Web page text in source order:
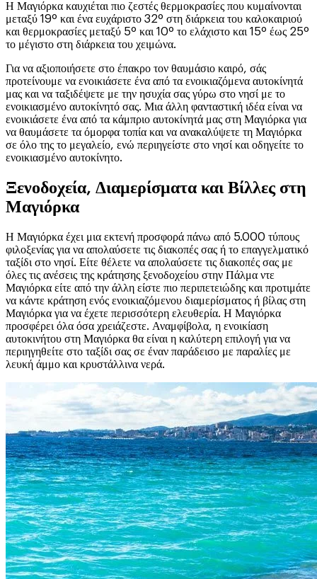
Η Μαγιόρκα καυχιέται πιο ζεστές θερμοκρασίες που κυμαίνονται
μεταξύ 19º και ένα ευχάριστο 32º στη διάρκεια του καλοκαιριού
και θερμοκρασίες μεταξύ 5º και 10º το ελάχιστο και 15º έως 25º
το μέγιστο στη διάρκεια του χειμώνα.
Για να αξιοποιήσετε στο έπακρο τον θαυμάσιο καιρό, σάς
προτείνουμε να ενοικιάσετε ένα από τα ενοικιαζόμενα αυτοκίνητά
μας και να ταξιδέψετε με την ησυχία σας γύρω στο νησί με το
ενοικιασμένο αυτοκίνητό σας. Μια άλλη φανταστική ιδέα είναι να
ενοικιάσετε ένα από τα κάμπριο αυτοκίνητά μας στη Μαγιόρκα για
να θαυμάσετε τα όμορφα τοπία και να ανακαλύψετε τη Μαγιόρκα
σε όλο της το μεγαλείο, ενώ περιηγείστε στο νησί και οδηγείτε το
ενοικιασμένο αυτοκίνητο.
Ξενοδοχεία, Διαμερίσματα και Βίλλες στη
Μαγιόρκα
Η Μαγιόρκα έχει μια εκτενή προσφορά πάνω από 5.000 τύπους
φιλοξενίας για να απολαύσετε τις διακοπές σας ή το επαγγελματικό
ταξίδι στο νησί. Είτε θέλετε να απολαύσετε τις διακοπές σας με
όλες τις ανέσεις της κράτησης ξενοδοχείου στην Πάλμα ντε
Μαγιόρκα είτε από την άλλη είστε πιο περιπετειώδης και προτιμάτε
να κάντε κράτηση ενός ενοικιαζόμενου διαμερίσματος ή βίλας στη
Μαγιόρκα για να έχετε περισσότερη ελευθερία. Η Μαγιόρκα
προσφέρει όλα όσα χρειάζεστε. Αναμφίβολα, η ενοικίαση
αυτοκινήτου στη Μαγιόρκα θα είναι η καλύτερη επιλογή για να
περιηγηθείτε στο ταξίδι σας σε έναν παράδεισο με παραλίες με
λευκή άμμο και κρυστάλλινα νερά.